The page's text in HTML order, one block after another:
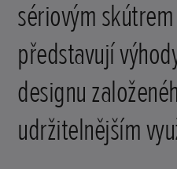
sériovým
představují
designu
udržitelnějším